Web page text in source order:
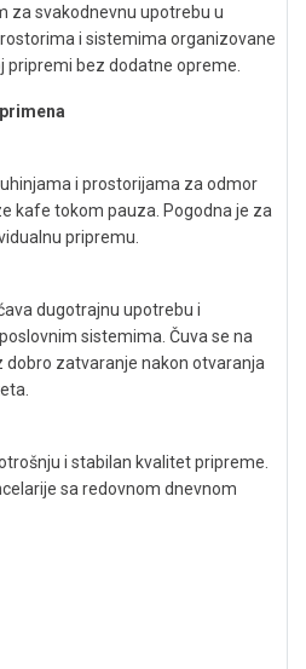
za svakodnevnu upotrebu u
i sistemima organizovane
pripremi bez dodatne opreme.
i prostorijama za odmor
kafe tokom pauza. Pogodna je za
pripremu.
dugotrajnu upotrebu i
sistemima. Čuva se na
zatvaranje nakon otvaranja
i stabilan kvalitet pripreme.
sa redovnom dnevnom